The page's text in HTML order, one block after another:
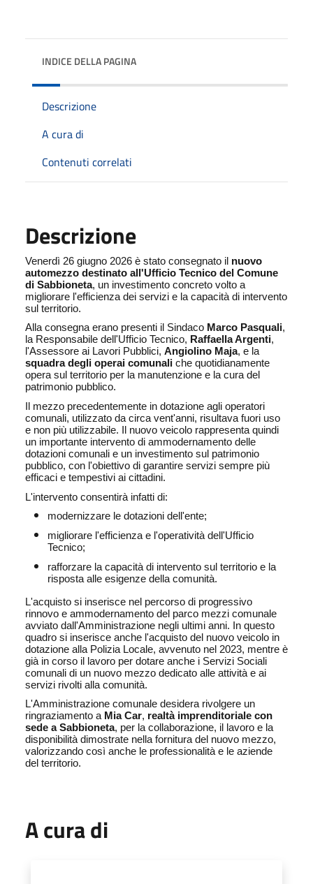
INDICE DELLA PAGINA
Descrizione
A cura di
Contenuti correlati
Descrizione
Venerdì 26 giugno 2026 è stato consegnato il nuovo
automezzo destinato all'Ufficio Tecnico del Comune
di Sabbioneta, un investimento concreto volto a
migliorare l'efficienza dei servizi e la capacità di intervento
sul territorio.
Alla consegna erano presenti il Sindaco Marco Pasquali,
la Responsabile dell'Ufficio Tecnico, Raffaella Argenti,
l'Assessore ai Lavori Pubblici, Angiolino Maja, e la
squadra degli operai comunali che quotidianamente
opera sul territorio per la manutenzione e la cura del
patrimonio pubblico.
Il mezzo precedentemente in dotazione agli operatori
comunali, utilizzato da circa vent'anni, risultava fuori uso
e non più utilizzabile. Il nuovo veicolo rappresenta quindi
un importante intervento di ammodernamento delle
dotazioni comunali e un investimento sul patrimonio
pubblico, con l'obiettivo di garantire servizi sempre più
efficaci e tempestivi ai cittadini.
L'intervento consentirà infatti di:
modernizzare le dotazioni dell'ente;
migliorare l'efficienza e l'operatività dell'Ufficio
Tecnico;
rafforzare la capacità di intervento sul territorio e la
risposta alle esigenze della comunità.
L'acquisto si inserisce nel percorso di progressivo
rinnovo e ammodernamento del parco mezzi comunale
avviato dall'Amministrazione negli ultimi anni. In questo
quadro si inserisce anche l'acquisto del nuovo veicolo in
dotazione alla Polizia Locale, avvenuto nel 2023, mentre è
già in corso il lavoro per dotare anche i Servizi Sociali
comunali di un nuovo mezzo dedicato alle attività e ai
servizi rivolti alla comunità.
L'Amministrazione comunale desidera rivolgere un
ringraziamento a Mia Car, realtà imprenditoriale con
sede a Sabbioneta, per la collaborazione, il lavoro e la
disponibilità dimostrate nella fornitura del nuovo mezzo,
valorizzando così anche le professionalità e le aziende
del territorio.
A cura di